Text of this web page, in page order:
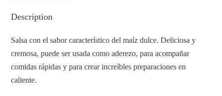
Description
Salsa con el sabor característico del maíz dulce. Deliciosa y
cremosa, puede ser usada como aderezo, para acompañar
comidas rápidas y para crear increíbles preparaciones en
caliente.